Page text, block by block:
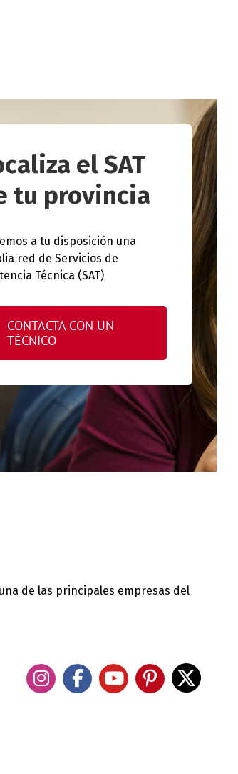
el SAT
tu provincia
a tu disposición una
red de Servicios de
Técnica (SAT)
CONTACTA CON UN
TÉCNICO
de las principales empresas del